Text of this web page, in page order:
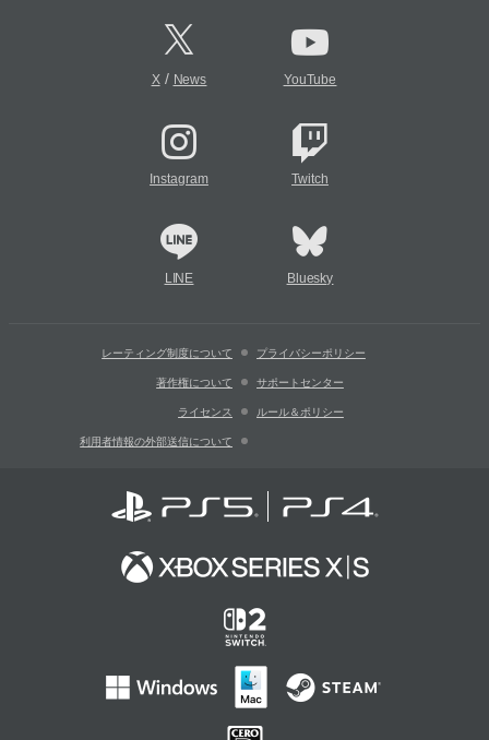
X/ News YouTube
Instagram Twitch
LINE Bluesky
レーティング制度について プライバシーポリシー
著作権について サポートセンター
ライセンス ルール＆ポリシー
利用者情報の外部送信について